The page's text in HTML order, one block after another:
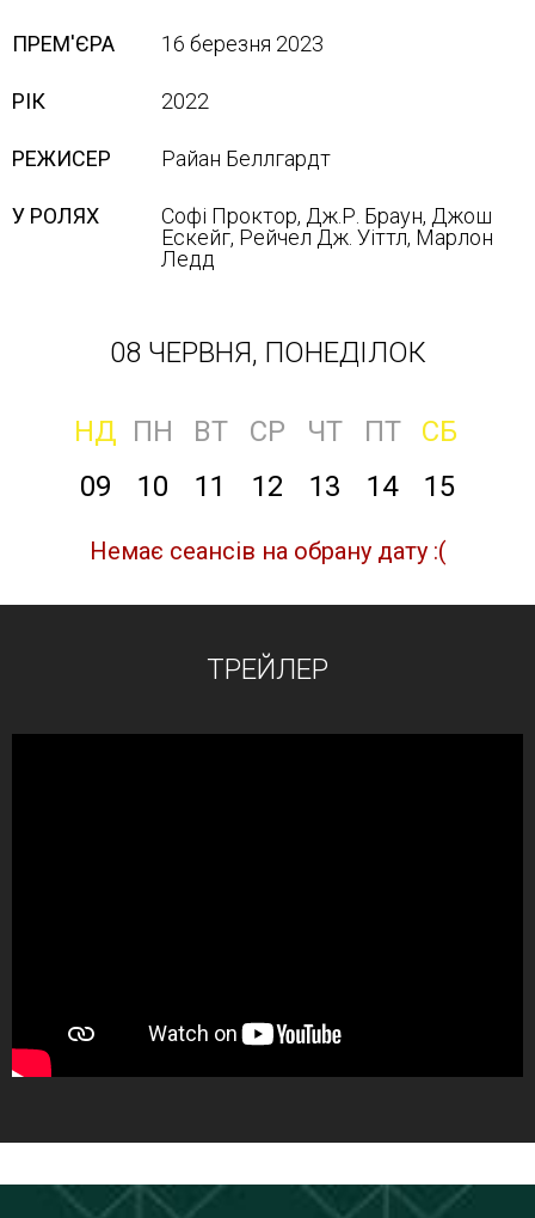
ПРЕМ'ЄРА 16 березня 2023
РІК 2022
РЕЖИСЕР Райан Беллгардт
У РОЛЯХ
Софі Проктор, Дж.Р. Браун, Джош
Ескейг, Рейчел Дж. Уіттл, Марлон
Ледд
08 ЧЕРВНЯ, ПОНЕДІЛОК
НД ПН ВТ СР ЧТ ПТ
СБ
09
10 11 12 13 14 15
Немає сеансів на обрану дату :(
ТРЕЙЛЕР